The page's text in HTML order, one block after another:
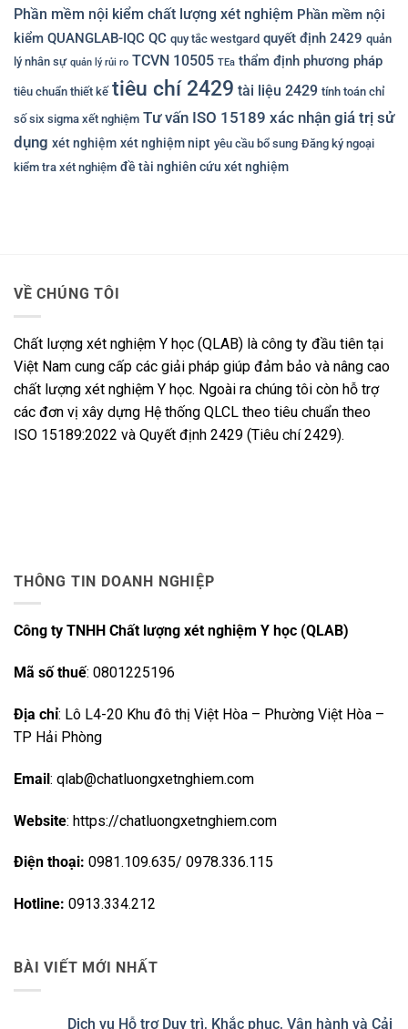
Phần mềm nội kiểm chất lượng xét nghiệm Phần mềm nội
kiểm QUANGLAB-IQC QC quy tắc westgard quyết định 2429 quản
lý nhân sự quản lý rủi ro TCVN 10505 TEa thẩm định phương pháp
tiêu chuẩn thiết kế tiêu chí 2429 tài liệu 2429 tính toán chỉ
số six sigma xết nghiệm Tư vấn ISO 15189 xác nhận giá trị sử
dụng xét nghiệm xét nghiệm nipt yêu cầu bổ sung Đăng ký ngoại
kiểm tra xét nghiệm đề tài nghiên cứu xét nghiệm
VỀ CHÚNG TÔI
Chất lượng xét nghiệm Y học (QLAB) là công ty đầu tiên tại
Việt Nam cung cấp các giải pháp giúp đảm bảo và nâng cao
chất lượng xét nghiệm Y học. Ngoài ra chúng tôi còn hỗ trợ
các đơn vị xây dựng Hệ thống QLCL theo tiêu chuẩn theo
ISO 15189:2022 và Quyết định 2429 (Tiêu chí 2429).
THÔNG TIN DOANH NGHIỆP
Công ty TNHH Chất lượng xét nghiệm Y học (QLAB)
Mã số thuế: 0801225196
Địa chỉ: Lô L4-20 Khu đô thị Việt Hòa – Phường Việt Hòa –
TP Hải Phòng
Email: qlab@chatluongxetnghiem.com
Website: https://chatluongxetnghiem.com
Điện thoại: 0981.109.635/ 0978.336.115
Hotline: 0913.334.212
BÀI VIẾT MỚI NHẤT
Dịch vụ Hỗ trợ Duy trì, Khắc phục, Vận hành và Cải